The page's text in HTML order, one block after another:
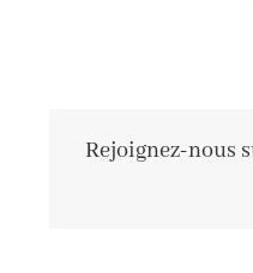
Rejoignez-nous